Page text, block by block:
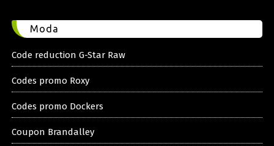
Moda
Code reduction G-Star Raw
Codes promo Roxy
Codes promo Dockers
Coupon Brandalley